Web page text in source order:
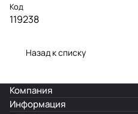
Код
119238
Назад к списку
Компания
Информация